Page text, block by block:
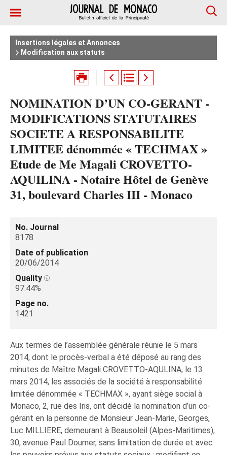
Insertions légales et Annonces
Modification aux statuts
NOMINATION D’UN CO-GERANT -
MODIFICATIONS STATUTAIRES
SOCIETE A RESPONSABILITE
LIMITEE dénommée « TECHMAX »
Etude de Me Magali CROVETTO-
AQUILINA - Notaire Hôtel de Genève
31, boulevard Charles III - Monaco
No. Journal
8178
Date of publication
20/06/2014
Quality
97.44%
Page no.
1421
Aux termes de l’assemblée générale réunie le 5 mars
2014, dont le procès-verbal a été déposé au rang des
minutes de Maître Magali CROVETTO-AQULINA, le 13
mars 2014, les associés de la société à responsabilité
limitée dénommée « TECHMAX », ayant siège social à
Monaco, 2, rue des Iris, ont décidé la nomination d’un co-
gérant en la personne de Monsieur Jean-Marie, Georges,
Luc MILLIERE, demeurant à Beausoleil (Alpes-Maritimes),
30, avenue Paul Doumer, sans limitation de durée et avec